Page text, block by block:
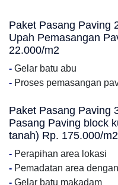
Paket Pasang Paving
Upah Pemasangan
22.000/m2
- Gelar batu abu
- Proses pemasangan
Paket Pasang Paving
Pasang Paving block
tanah) Rp. 175.000/m2
- Perapihan area lokasi
- Pemadatan area
- Gelar batu makadam